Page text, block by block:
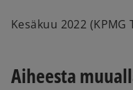
Kesäkuu 2022
Aiheesta